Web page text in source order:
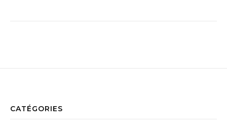
CATÉGORIES